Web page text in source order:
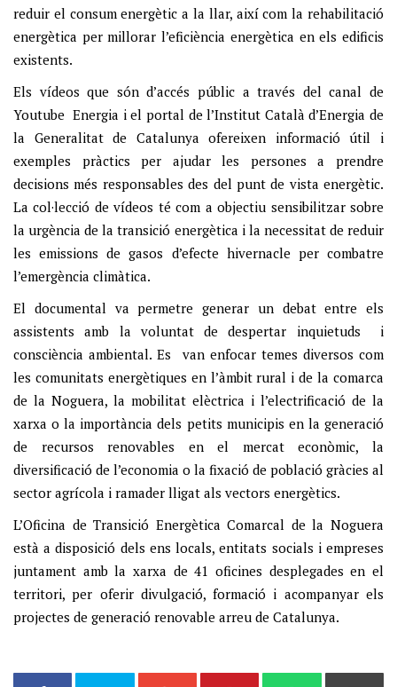
reduir el consum energètic a la llar, així com la rehabilitació
energètica per millorar l’eficiència energètica en els edificis
existents.
Els vídeos que són d’accés públic a través del canal de
Youtube Energia i el portal de l’Institut Català d’Energia de
la Generalitat de Catalunya ofereixen informació útil i
exemples pràctics per ajudar les persones a prendre
decisions més responsables des del punt de vista energètic.
La col·lecció de vídeos té com a objectiu sensibilitzar sobre
la urgència de la transició energètica i la necessitat de reduir
les emissions de gasos d’efecte hivernacle per combatre
l’emergència climàtica.
El documental va permetre generar un debat entre els
assistents amb la voluntat de despertar inquietuds i
consciència ambiental. Es van enfocar temes diversos com
les comunitats energètiques en l’àmbit rural i de la comarca
de la Noguera, la mobilitat elèctrica i l’electrificació de la
xarxa o la importància dels petits municipis en la generació
de recursos renovables en el mercat econòmic, la
diversificació de l’economia o la fixació de població gràcies al
sector agrícola i ramader lligat als vectors energètics.
L’Oficina de Transició Energètica Comarcal de la Noguera
està a disposició dels ens locals, entitats socials i empreses
juntament amb la xarxa de 41 oficines desplegades en el
territori, per oferir divulgació, formació i acompanyar els
projectes de generació renovable arreu de Catalunya.